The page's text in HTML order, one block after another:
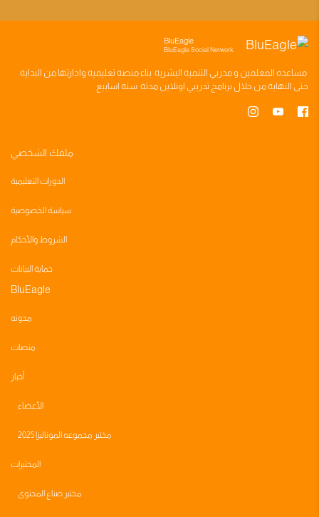
BluEagle
BluEagle Social Network
مساعده المعلمين ومدربي التنميه البشريه بناءمنصه تعليميه وادارتها من البدايه
حتى النهايه من خلال برنامج تدريبي اونلاين مدته سته اسابيع
ملفك الشخصي
الدورات التعليمية
سياسة الخصوصية
الشروط والأحكام
حماية البيانات
BluEagle
مدونه
منصات
أخبار
الأعضاء
مختبر مجموعه الموناليزا 2025
المختبرات
مختبر صناع المحتوى